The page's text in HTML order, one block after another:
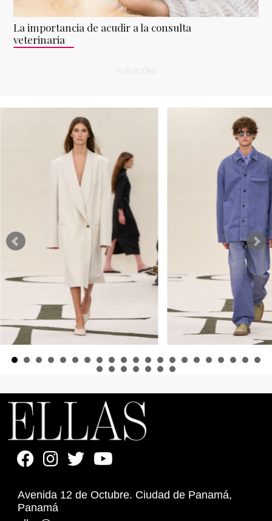
La importancia de acudir a la consulta
veterinaria
PUBLICIDAD
Avenida 12 de Octubre. Ciudad de Panamá,
Panamá